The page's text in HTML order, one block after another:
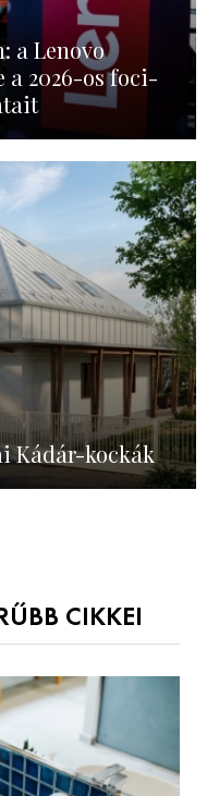
a Lenovo
2026-os foci-
Kádár-kockák
CIKKEI